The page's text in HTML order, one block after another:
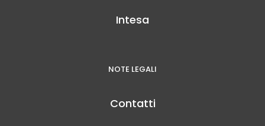
Intesa
NOTE LEGALI
Contatti